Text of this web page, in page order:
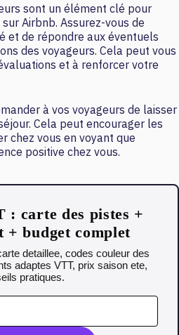
sont un élément clé pour
Airbnb. Assurez-vous de
et de répondre aux éventuels
des voyageurs. Cela peut vous
et à renforcer votre
à vos voyageurs de laisser
Cela peut encourager les
chez vous en voyant que
positive chez vous.
: carte des pistes +
+ budget complet
detaillee, codes couleur des
adaptes VTT, prix saison ete,
pratiques.